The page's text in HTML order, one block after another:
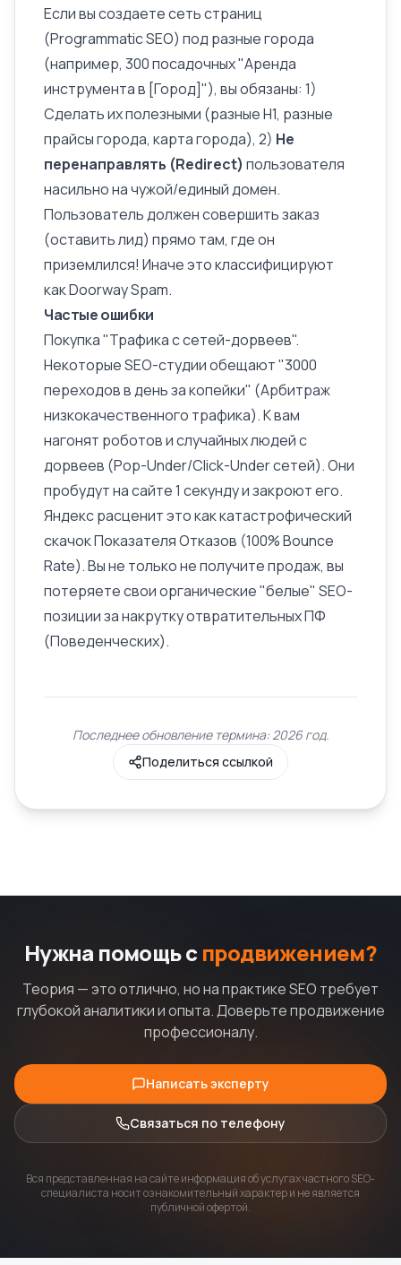
Если вы создаете сеть страниц
(Programmatic SEO) под разные города
(например, 300 посадочных "Аренда
инструмента в [Город]"), вы обязаны: 1)
Сделать их полезными (разные H1, разные
прайсы города, карта города), 2) Не
перенаправлять (Redirect) пользователя
насильно на чужой/единый домен.
Пользователь должен совершить заказ
(оставить лид) прямо там, где он
приземлился! Иначе это классифицируют
как Doorway Spam.
Частые ошибки
Покупка "Трафика с сетей-дорвеев".
Некоторые SEO-студии обещают "3000
переходов в день за копейки" (Арбитраж
низкокачественного трафика). К вам
нагонят роботов и случайных людей с
дорвеев (Pop-Under/Click-Under сетей). Они
пробудут на сайте 1 секунду и закроют его.
Яндекс расценит это как катастрофический
скачокПоказателя Отказов (100% Bounce
Rate). Вы не только не получите продаж, вы
потеряете свои органические "белые" SEO-
позиции за накрутку отвратительныхПФ
(Поведенческих).
Последнее обновление термина: 2026 год.
Поделиться ссылкой
Нужна помощь с продвижением?
Теория — это отлично, но на практике SEO требует
глубокой аналитики и опыта. Доверьте продвижение
профессионалу.
Написать эксперту
Связаться по телефону
Вся представленная на сайте информация об услугах частного SEO-
специалиста носит ознакомительный характер и не является
публичной офертой.